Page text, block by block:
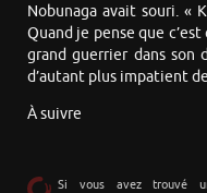
Nobunaga avait souri. «
Quand je pense que
grand guerrier dans
d’autant plus impatient
À suivre
Si vous avez trouvé